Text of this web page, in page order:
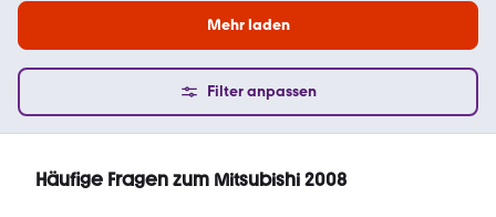
Mehr laden
Filter anpassen
Häufige Fragen zum Mitsubishi 2008